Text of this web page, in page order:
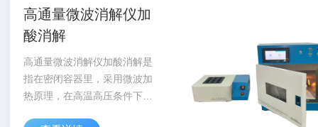
高通量微波消解仪加
酸消解
高通量微波消解仪加酸消解是
指在密闭容器里，采用微波加
热原理，在高温高压条件下达